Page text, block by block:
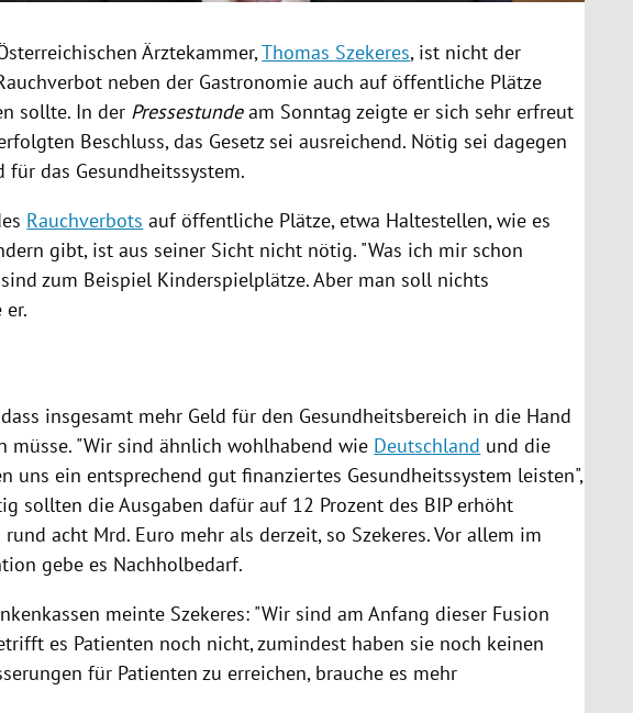
Ärztekammer,Thomas Szekeres, ist nicht der
neben der Gastronomie auch auf öffentliche Plätze
sollte. In der Pressestundeam Sonntag zeigte er sich sehr erfreut
Beschluss, das Gesetz sei ausreichend. Nötig sei dagegen
für das Gesundheitssystem.
Rauchverbots auf öffentliche Plätze, etwa Haltestellen, wie es
gibt, ist aus seiner Sicht nicht nötig. "Was ich mir schon
zum Beispiel Kinderspielplätze. Aber man soll nichts
er.
insgesamt mehr Geld für den Gesundheitsbereich in die Hand
müsse. "Wir sind ähnlich wohlhabend wie Deutschland und die
uns ein entsprechend gut finanziertes Gesundheitssystem leisten",
sollten die Ausgaben dafür auf 12 Prozent des BIP erhöht
acht Mrd. Euro mehr als derzeit, so Szekeres. Vor allem im
gebe es Nachholbedarf.
meinte Szekeres: "Wir sind am Anfang dieser Fusion
es Patienten noch nicht, zumindest haben sie noch keinen
für Patienten zu erreichen, brauche es mehr